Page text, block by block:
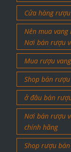
Cửa hàng
Nên mua
Nơi bán rượu
Mua rượu
Shop bán
ở đâu bán
Nơi bán rượu
chính hãng
Shop rượu